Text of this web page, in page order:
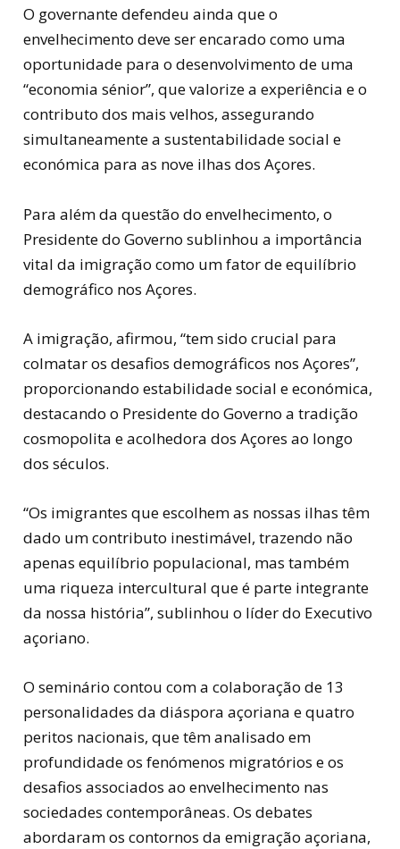
O governante defendeu ainda que o
envelhecimento deve ser encarado como uma
oportunidade para o desenvolvimento de uma
“economia sénior”, que valorize a experiência e o
contributo dos mais velhos, assegurando
simultaneamente a sustentabilidade social e
económica para as nove ilhas dos Açores.
Para além da questão do envelhecimento, o
Presidente do Governo sublinhou a importância
vital da imigração como um fator de equilíbrio
demográfico nos Açores.
A imigração, afirmou, “tem sido crucial para
colmatar os desafios demográficos nos Açores”,
proporcionando estabilidade social e económica,
destacando o Presidente do Governo a tradição
cosmopolita e acolhedora dos Açores ao longo
dos séculos.
“Os imigrantes que escolhem as nossas ilhas têm
dado um contributo inestimável, trazendo não
apenas equilíbrio populacional, mas também
uma riqueza intercultural que é parte integrante
da nossa história”, sublinhou o líder do Executivo
açoriano.
O seminário contou com a colaboração de 13
personalidades da diáspora açoriana e quatro
peritos nacionais, que têm analisado em
profundidade os fenómenos migratórios e os
desafios associados ao envelhecimento nas
sociedades contemporâneas. Os debates
abordaram os contornos da emigração açoriana,